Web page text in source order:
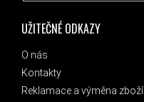
UŽITEČNÉ ODKAZY
O nás
Kontakty
Reklamace a výměna zboží